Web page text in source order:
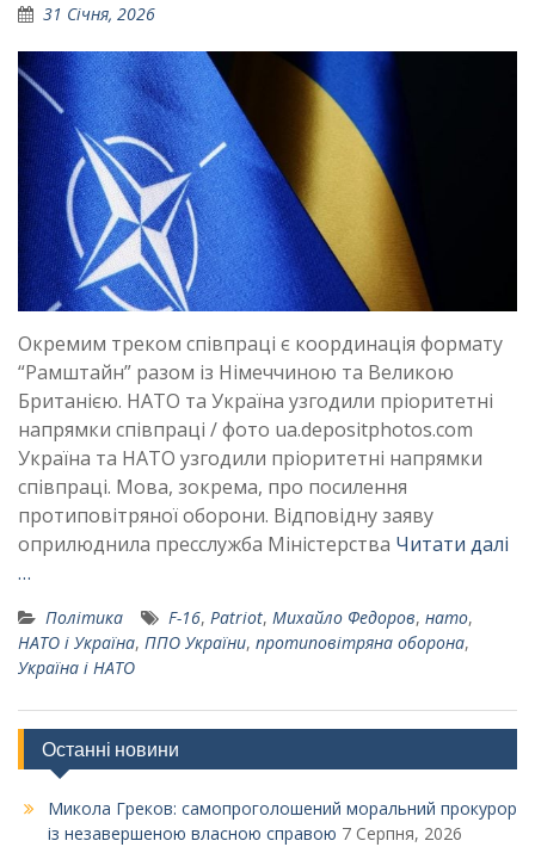
31 Січня, 2026
Окремим треком співпраці є координація формату
“Рамштайн” разом із Німеччиною та Великою
Британією. НАТО та Україна узгодили пріоритетні
напрямки співпраці / фото ua.depositphotos.com
Україна та НАТО узгодили пріоритетні напрямки
співпраці. Мова, зокрема, про посилення
протиповітряної оборони. Відповідну заяву
оприлюднила пресслужба Міністерства Читати далі
…
Політика F-16, Patriot, Михайло Федоров, нато,
НАТО і Україна, ППО України, протиповітряна оборона,
Україна і НАТО
Останні новини
Микола Греков: самопроголошений моральний прокурор
із незавершеною власною справою 7 Серпня, 2026